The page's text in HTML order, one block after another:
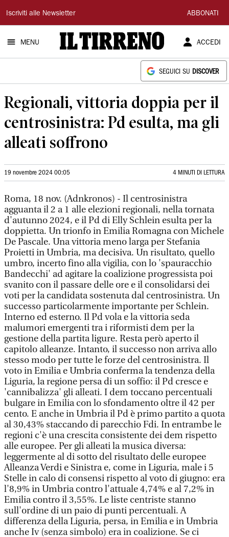
Il
Tirreno
Iscriviti alle Newsletter ABBONATI
MENU ACCEDI
SEGUICI SU DISCOVER
Regionali, vittoria doppia per il
centrosinistra: Pd esulta, ma gli
alleati soffrono
19 novembre 2024 00:05 4 MINUTI DI LETTURA
Roma, 18 nov. (Adnkronos) - Il centrosinistra
agguanta il 2 a 1 alle elezioni regionali, nella tornata
d'autunno 2024, e il Pd di Elly Schlein esulta per la
doppietta. Un trionfo in Emilia Romagna con Michele
De Pascale. Una vittoria meno larga per Stefania
Proietti in Umbria, ma decisiva. Un risultato, quello
umbro, incerto fino alla vigilia, con lo 'spauracchio
Bandecchi' ad agitare la coalizione progressista poi
svanito con il passare delle ore e il consolidarsi dei
voti per la candidata sostenuta dal centrosinistra. Un
successo particolarmente importante per Schlein.
Interno ed esterno. Il Pd vola e la vittoria seda
malumori emergenti tra i riformisti dem per la
gestione della partita ligure. Resta però aperto il
capitolo alleanze. Intanto, il successo non arriva allo
stesso modo per tutte le forze del centrosinistra. Il
voto in Emilia e Umbria conferma la tendenza della
Liguria, la regione persa di un soffio: il Pd cresce e
'cannibalizza' gli alleati. I dem toccano percentuali
bulgare in Emilia con lo sfondamento oltre il 42 per
cento. E anche in Umbria il Pd è primo partito a quota
al 30,43% staccando di parecchio Fdi. In entrambe le
regioni c'è una crescita consistente dei dem rispetto
alle europee. Per gli alleati la musica diversa:
leggermente al di sotto del risultato delle europee
Alleanza Verdi e Sinistra e, come in Liguria, male i 5
Stelle in calo di consensi rispetto al voto di giugno: era
l'8,9% in Umbria contro l'attuale 4,74% e al 7,2% in
Emilia contro il 3,55%. Le liste centriste stanno
sull'ordine di un paio di punti percentuali. A
differenza della Liguria, persa, in Emilia e in Umbria
anche Iv (senza simbolo) era in coalizione. Se ci